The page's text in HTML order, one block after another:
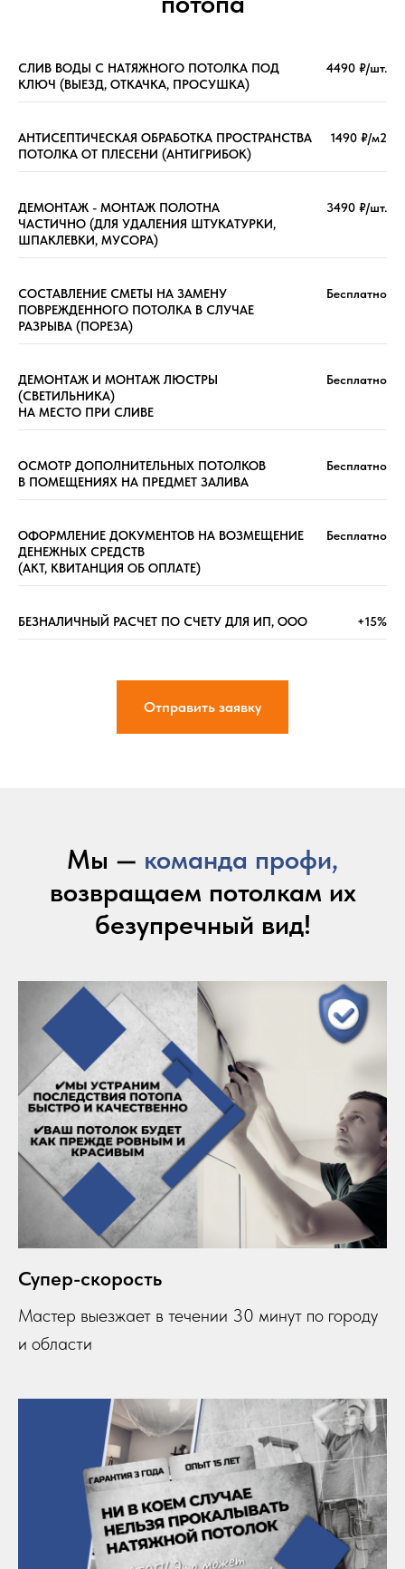
СЛИВ ВОДЫ С НАТЯЖНОГО ПОТОЛКА ПОД
КЛЮЧ (ВЫЕЗД, ОТКАЧКА, ПРОСУШКА)
4490 ₽/шт.
АНТИСЕПТИЧЕСКАЯ ОБРАБОТКА ПРОСТРАНСТВА
ПОТОЛКА ОТ ПЛЕСЕНИ (АНТИГРИБОК)
1490 ₽/м2
ДЕМОНТАЖ - МОНТАЖ ПОЛОТНА
ЧАСТИЧНО (ДЛЯ УДАЛЕНИЯ ШТУКАТУРКИ,
ШПАКЛЕВКИ, МУСОРА)
3490 ₽/шт.
СОСТАВЛЕНИЕ СМЕТЫ НА ЗАМЕНУ
ПОВРЕЖДЕННОГО ПОТОЛКА В СЛУЧАЕ
РАЗРЫВА (ПОРЕЗА)
Бесплатно
ДЕМОНТАЖ И МОНТАЖ ЛЮСТРЫ
(СВЕТИЛЬНИКА)
НА МЕСТО ПРИ СЛИВЕ
Бесплатно
ОСМОТР ДОПОЛНИТЕЛЬНЫХ ПОТОЛКОВ
В ПОМЕЩЕНИЯХ НА ПРЕДМЕТ ЗАЛИВА
Бесплатно
ОФОРМЛЕНИЕ ДОКУМЕНТОВ НА ВОЗМЕЩЕНИЕ
ДЕНЕЖНЫХ СРЕДСТВ
(АКТ, КВИТАНЦИЯ ОБ ОПЛАТЕ)
Бесплатно
БЕЗНАЛИЧНЫЙ РАСЧЕТ ПО СЧЕТУ ДЛЯ ИП, ООО +15%
Отправить заявку
Мы — команда профи,
возвращаем потолкам их
безупречный вид!
Супер-скорость
Мастер выезжает в течении 30 минут по городу
и области